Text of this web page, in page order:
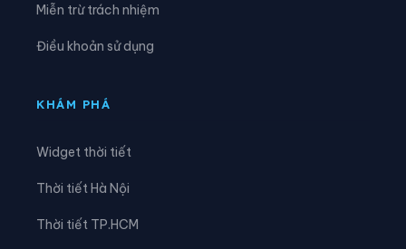
Xã Hoằng Thanh
Miễn trừ trách nhiệm
Điều khoản sử dụng
KHÁM PHÁ
Widget thời tiết
Thời tiết Hà Nội
Thời tiết TP.HCM